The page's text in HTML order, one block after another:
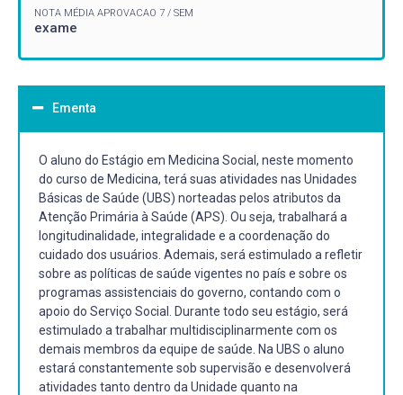
NOTA MÉDIA APROVACAO 7 / SEM
exame
Ementa
O aluno do Estágio em Medicina Social, neste momento
do curso de Medicina, terá suas atividades nas Unidades
Básicas de Saúde (UBS) norteadas pelos atributos da
Atenção Primária à Saúde (APS). Ou seja, trabalhará a
longitudinalidade, integralidade e a coordenação do
cuidado dos usuários. Ademais, será estimulado a refletir
sobre as políticas de saúde vigentes no país e sobre os
programas assistenciais do governo, contando com o
apoio do Serviço Social. Durante todo seu estágio, será
estimulado a trabalhar multidisciplinarmente com os
demais membros da equipe de saúde. Na UBS o aluno
estará constantemente sob supervisão e desenvolverá
atividades tanto dentro da Unidade quanto na